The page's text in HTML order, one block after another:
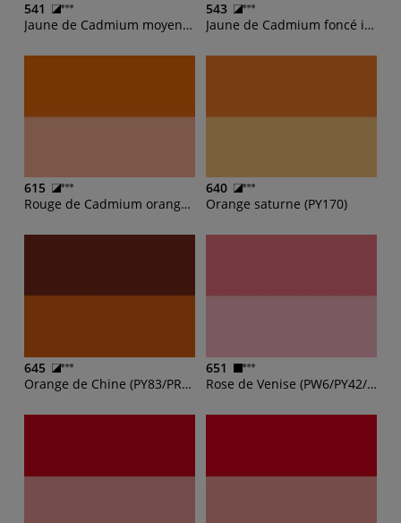
541
Jaune de Cadmium moyen imit (PY3, PW6, PY83)
543
Jaune de Cadmium foncé imit (PY83)
615
Rouge de Cadmium orange imit (PO73)
640
Orange saturne (PY170)
645
Orange de Chine (PY83/PR101/PR188)
651
Rose de Venise (PW6/PY42/PR112)